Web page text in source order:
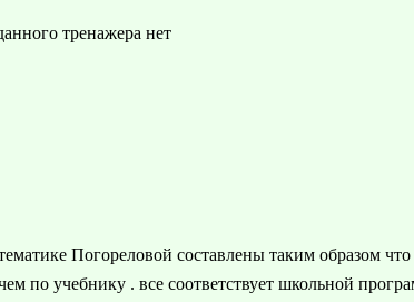
тренажера нет
Погореловой составлены таким образом
по учебнику . все соответствует школьной